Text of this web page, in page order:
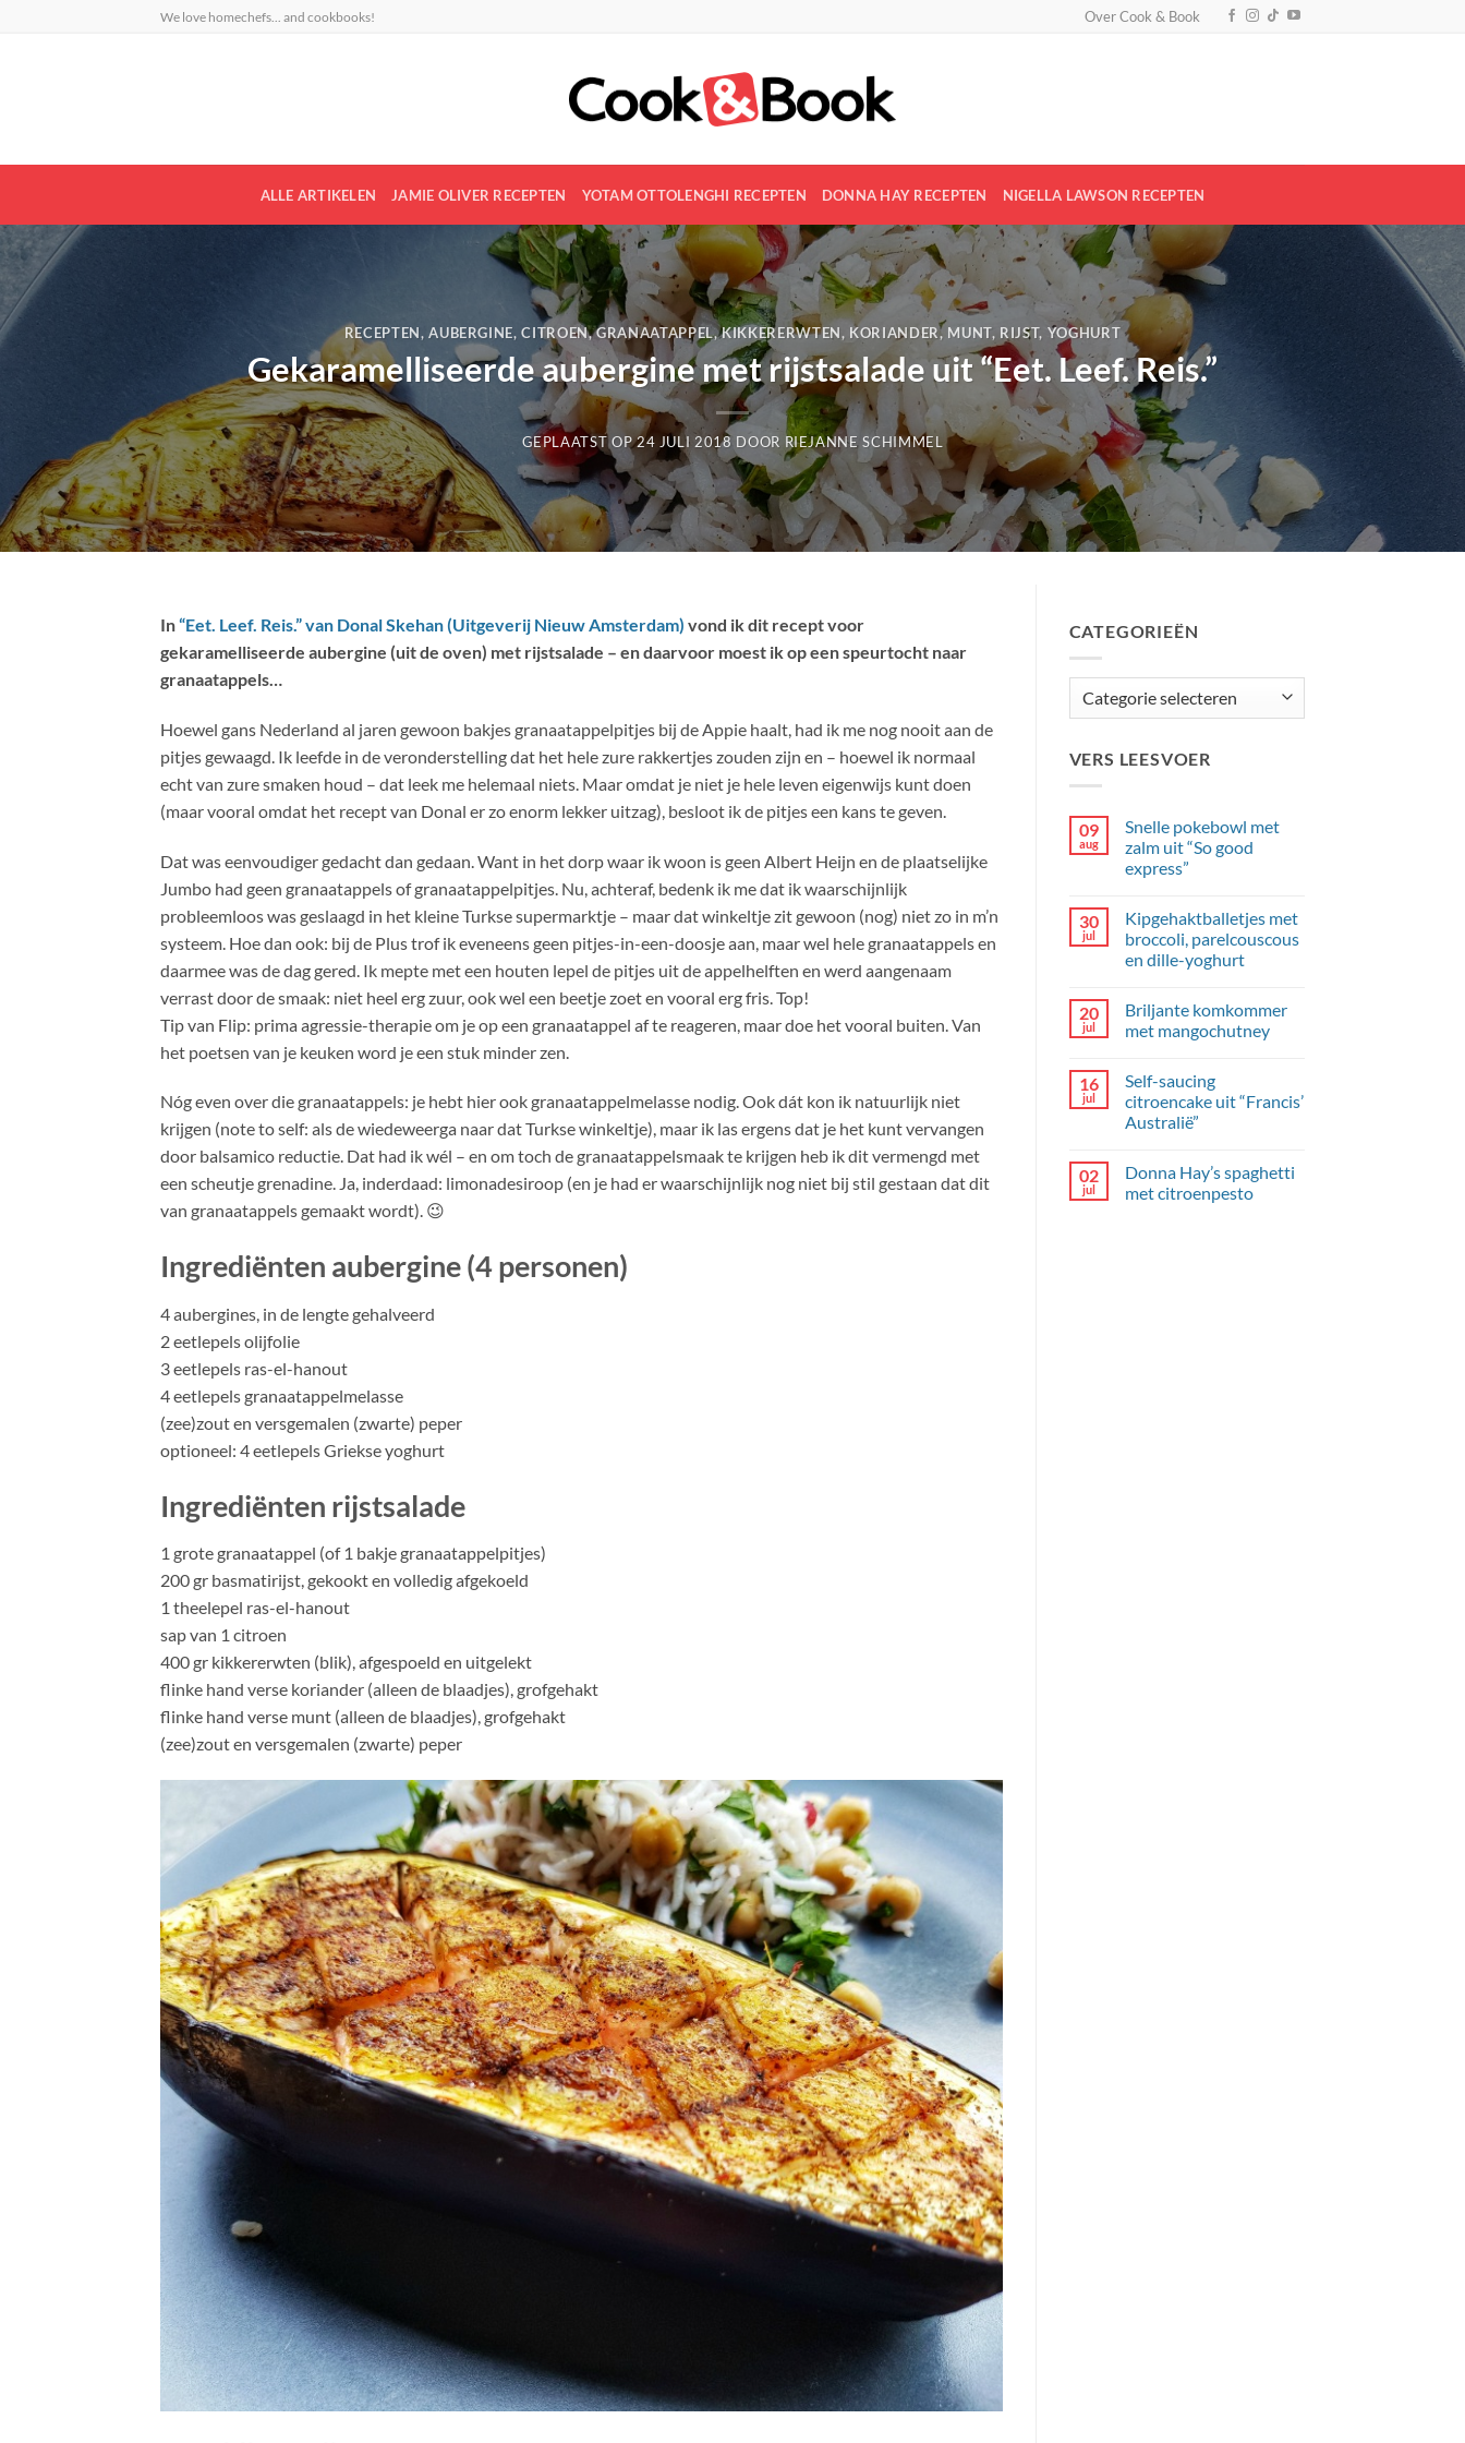
We love homechefs... and cookbooks! Over Cook & Book
ALLE ARTIKELEN JAMIE OLIVER RECEPTEN YOTAM OTTOLENGHI RECEPTEN DONNA HAY RECEPTEN NIGELLA LAWSON RECEPTEN
RECEPTEN,AUBERGINE,CITROEN,GRANAATAPPEL,KIKKERERWTEN, KORIANDER, MUNT, RIJST, YOGHURT
Gekaramelliseerde aubergine met rijstsalade uit “Eet. Leef. Reis.”
GEPLAATST OP24 JULI 2018 DOOR RIEJANNE SCHIMMEL
In“Eet. Leef. Reis.” van Donal Skehan (Uitgeverij Nieuw Amsterdam) vond ik dit recept voor
gekaramelliseerde aubergine (uit de oven) met rijstsalade – en daarvoor moest ik op een speurtocht naar
granaatappels…
Hoewel gans Nederland al jaren gewoon bakjes granaatappelpitjes bij de Appie haalt, had ik me nog nooit aan de
pitjes gewaagd. Ik leefde in de veronderstelling dat het hele zure rakkertjes zouden zijn en – hoewel ik normaal
echt van zure smaken houd – dat leek me helemaal niets. Maar omdat je niet je hele leven eigenwijs kunt doen
(maar vooral omdat het recept van Donal er zo enorm lekker uitzag), besloot ik de pitjes een kans te geven.
Dat was eenvoudiger gedacht dan gedaan. Want in het dorp waar ik woon is geen Albert Heijn en de plaatselijke
Jumbo had geen granaatappels of granaatappelpitjes. Nu, achteraf, bedenk ik me dat ik waarschijnlijk
probleemloos was geslaagd in het kleine Turkse supermarktje – maar dat winkeltje zit gewoon (nog) niet zo in m’n
systeem. Hoe dan ook: bij de Plus trof ik eveneens geen pitjes-in-een-doosje aan, maar wel hele granaatappels en
daarmee was de dag gered. Ik mepte met een houten lepel de pitjes uit de appelhelften en werd aangenaam
verrast door de smaak: niet heel erg zuur, ook wel een beetje zoet en vooral erg fris. Top!
Tip van Flip: prima agressie-therapie om je op een granaatappel af te reageren, maar doe het vooral buiten. Van
het poetsen van je keuken word je een stuk minder zen.
Nóg even over die granaatappels: je hebt hier ook granaatappelmelasse nodig. Ook dát kon ik natuurlijk niet
krijgen (note to self: als de wiedeweerga naar dat Turkse winkeltje), maar ik las ergens dat je het kunt vervangen
door balsamico reductie. Dat had ik wél – en om toch de granaatappelsmaak te krijgen heb ik dit vermengd met
een scheutje grenadine. Ja, inderdaad: limonadesiroop (en je had er waarschijnlijk nog niet bij stil gestaan dat dit
van granaatappels gemaakt wordt). 😉
Ingrediënten aubergine (4 personen)
4 aubergines, in de lengte gehalveerd
2 eetlepels olijfolie
3 eetlepels ras-el-hanout
4 eetlepels granaatappelmelasse
(zee)zout en versgemalen (zwarte) peper
optioneel: 4 eetlepels Griekse yoghurt
Ingrediënten rijstsalade
1 grote granaatappel (of 1 bakje granaatappelpitjes)
200 gr basmatirijst, gekookt en volledig afgekoeld
1 theelepel ras-el-hanout
sap van 1 citroen
400 gr kikkererwten (blik), afgespoeld en uitgelekt
flinke hand verse koriander (alleen de blaadjes), grofgehakt
flinke hand verse munt (alleen de blaadjes), grofgehakt
(zee)zout en versgemalen (zwarte) peper
CATEGORIEËN
Categorieën
VERS LEESVOER
09
aug
Snelle pokebowl met
zalm uit “So good
express”
op
Snelle
pokebowl
met
“So
good
express”
30
jul
Kipgehaktballetjes met
broccoli, parelcouscous
en dille-yoghurt
op
Kipgehaktballetjes
met
en
dille-
yoghurt
20
jul
Briljante komkommer
met mangochutney
op
Briljante
komkommer
met
16
jul
Self-saucing
citroencake uit “Francis’
Australië”
op
saucing
02
jul
Donna Hay’s spaghetti
met citroenpesto